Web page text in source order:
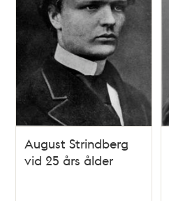
August Strindberg
vid 25 års ålder